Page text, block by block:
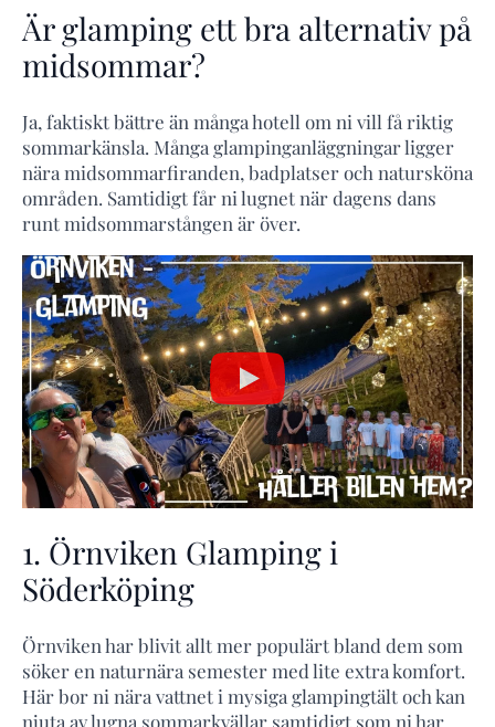
Är glamping ett bra alternativ på
midsommar?
Ja, faktiskt bättre än många hotell om ni vill få riktig
sommarkänsla. Många glampinganläggningar ligger
nära midsommarfiranden, badplatser och natursköna
områden. Samtidigt får ni lugnet när dagens dans
runt midsommarstången är över.
1. Örnviken Glamping i
Söderköping
Örnviken har blivit allt mer populärt bland dem som
söker en naturnära semester med lite extra komfort.
Här bor ni nära vattnet i mysiga glampingtält och kan
njuta av lugna sommarkvällar samtidigt som ni har